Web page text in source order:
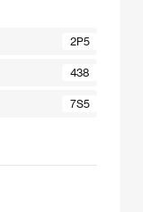
2P5
438
7S5